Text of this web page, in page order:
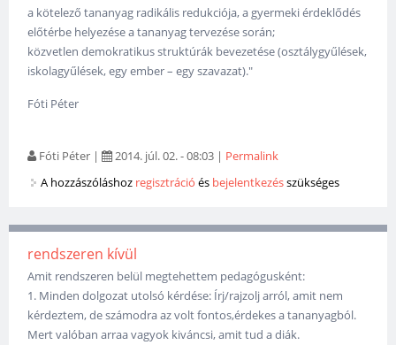
a kötelező tananyag radikális redukciója, a gyermeki érdeklődés
előtérbe helyezése a tananyag tervezése során;
közvetlen demokratikus struktúrák bevezetése (osztálygyűlések,
iskolagyűlések, egy ember – egy szavazat)."
Fóti Péter
Fóti Péter | 2014. júl. 02. - 08:03 | Permalink
A hozzászóláshoz regisztráció és bejelentkezésszükséges
rendszeren kívül
Amit rendszeren belül megtehettem pedagógusként:
1. Minden dolgozat utolsó kérdése: Írj/rajzolj arról, amit nem
kérdeztem, de számodra az volt fontos,érdekes a tananyagból.
Mert valóban arraa vagyok kiváncsi, amit tud a diák.